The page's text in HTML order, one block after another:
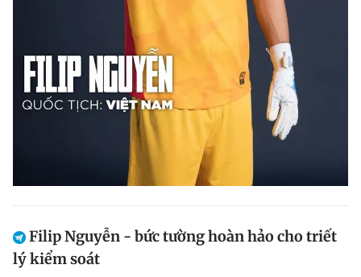
Filip Nguyễn - bức tường hoàn hảo cho triết
lý kiểm soát